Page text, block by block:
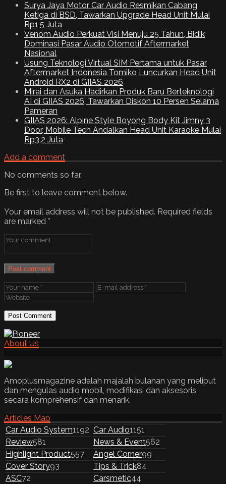
Surya Jaya Motor Car Audio Resmikan Cabang
Ketiga di BSD, Tawarkan Upgrade Head Unit Mulai
Rp1,5 Juta
Venom Audio Perkuat Visi Menuju 25 Tahun, Bidik
Dominasi Pasar Audio Otomotif Aftermarket
Nasional
Usung Teknologi Virtual SIM Pertama untuk Pasar
Aftermarket Indonesia Tomiko Luncurkan Head Unit
Android RX2 di GIIAS 2026
Mirai dan Asuka Hadirkan Produk Baru Berteknologi
AI di GIIAS 2026, Tawarkan Diskon 10 Persen Selama
Pameran
GIIAS 2026: Alpine Style Boyong Body Kit Jimny 3
Door, Mobile Tech Andalkan Head Unit Karaoke Mulai
Rp3,2 Juta
Add a comment
No comments so far.
Be first to leave comment below.
Your email address will not be published. Required fields
are marked *
Post comment
About Us
Amoplusmagazine adalah majalah bulanan yang meliput
dan mengulas audio mobil, modifikasi dan aksesoris
secara komprehensif dan menarik.
Articles Map
Car Audio System1192 Car Audio1151
Review581 News & Event562
Highlight Product557 Angel Corner99
Cover Story93 Tips & Trick84
ASC72 Carsmetic44